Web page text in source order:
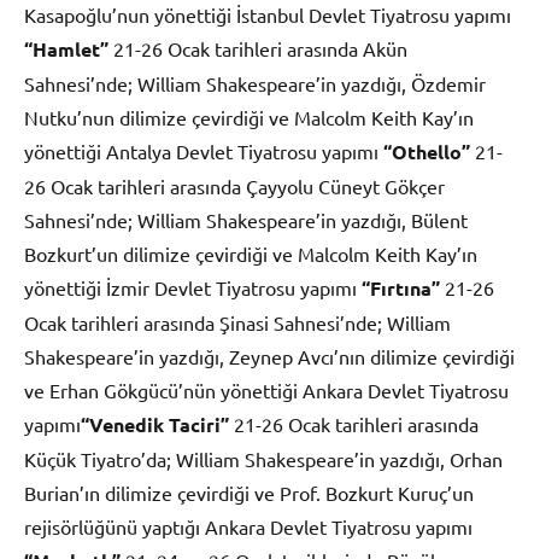
Kasapoğlu’nun yönettiği İstanbul Devlet Tiyatrosu yapımı
“Hamlet” 21-26 Ocak tarihleri arasında Akün
Sahnesi’nde; William Shakespeare’in yazdığı, Özdemir
Nutku’nun dilimize çevirdiği ve Malcolm Keith Kay’ın
yönettiği Antalya Devlet Tiyatrosu yapımı “Othello” 21-
26 Ocak tarihleri arasında Çayyolu Cüneyt Gökçer
Sahnesi’nde; William Shakespeare’in yazdığı, Bülent
Bozkurt’un dilimize çevirdiği ve Malcolm Keith Kay’ın
yönettiği İzmir Devlet Tiyatrosu yapımı “Fırtına” 21-26
Ocak tarihleri arasında Şinasi Sahnesi’nde; William
Shakespeare’in yazdığı, Zeynep Avcı’nın dilimize çevirdiği
ve Erhan Gökgücü’nün yönettiği Ankara Devlet Tiyatrosu
yapımı“Venedik Taciri” 21-26 Ocak tarihleri arasında
Küçük Tiyatro’da; William Shakespeare’in yazdığı, Orhan
Burian’ın dilimize çevirdiği ve Prof. Bozkurt Kuruç’un
rejisörlüğünü yaptığı Ankara Devlet Tiyatrosu yapımı